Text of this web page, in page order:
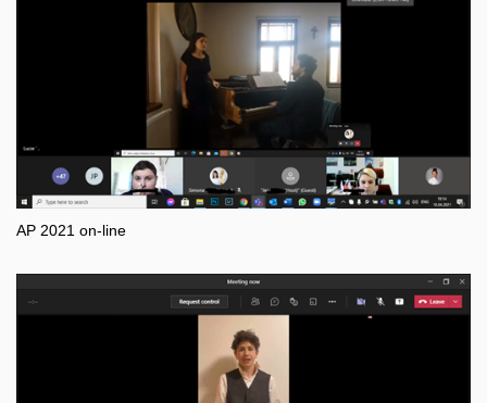
AP 2021 on-line